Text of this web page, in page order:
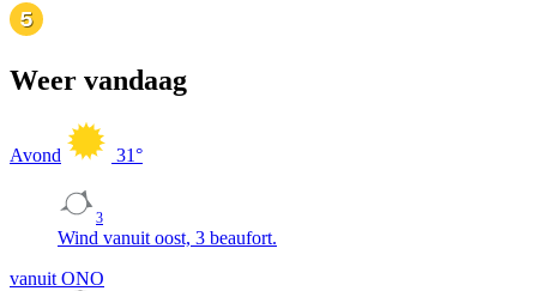
Weer vandaag
Avond 31°
3
Wind vanuit oost, 3 beaufort.
vanuit ONO